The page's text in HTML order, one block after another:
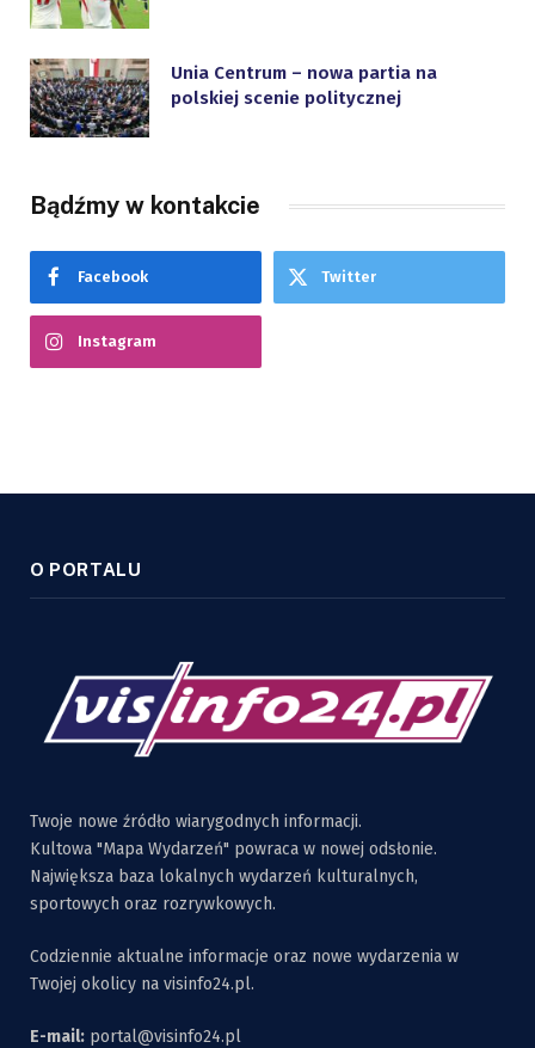
Unia Centrum – nowa partia na
polskiej scenie politycznej
Bądźmy w kontakcie
Facebook Twitter
Instagram
O PORTALU
Twoje nowe źródło wiarygodnych informacji.
Kultowa "Mapa Wydarzeń" powraca w nowej odsłonie.
Największa baza lokalnych wydarzeń kulturalnych,
sportowych oraz rozrywkowych.
Codziennie aktualne informacje oraz nowe wydarzenia w
Twojej okolicy na visinfo24.pl.
E-mail: portal@visinfo24.pl